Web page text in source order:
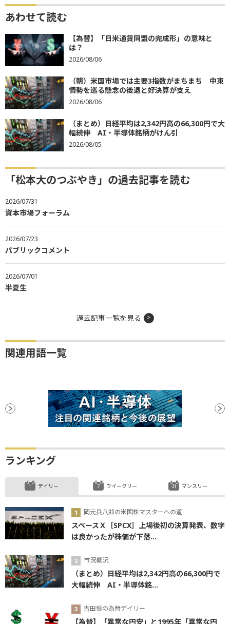
あわせて読む
【為替】「日米通貨同盟の完成形」の意味と
は？
2026/08/06
（朝）米国市場では主要3指数がまちまち 中東
情勢を巡る懸念の後退と好決算が支え
2026/08/06
（まとめ）日経平均は2,342円高の66,300円で大
幅続伸 AI・半導体銘柄がけん引
2026/08/05
「松本大のつぶやき」の過去記事を読む
2026/07/31
資本市場フォーラム
2026/07/23
パブリックコメント
2026/07/01
半夏生
過去記事一覧を見る
関連用語一覧
ランキング
デイリー
岡元兵八郎の米国株マスターへの道
スペースＸ［SPCX］上場後初の決算発表、数字
は良かったが株価が下落...
市況概況
（まとめ）日経平均は2,342円高の66,300円で
大幅続伸 AI・半導体銘...
吉田恒の為替デイリー
【為替】「異常な円安」と1995年「異常な円
ウイークリー マンスリー